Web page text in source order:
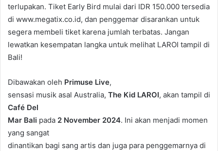
terlupakan. Tiket Early Bird mulai dari IDR 150.000 tersedia
di www.megatix.co.id, dan penggemar disarankan untuk
segera membeli tiket karena jumlah terbatas. Jangan
lewatkan kesempatan langka untuk melihat LAROI tampil di
Bali!
Dibawakan oleh Primuse Live,
sensasi musik asal Australia, The Kid LAROI, akan tampil di
Café Del
Mar Bali pada 2 November 2024. Ini akan menjadi momen
yang sangat
dinantikan bagi sang artis dan juga para penggemarnya di